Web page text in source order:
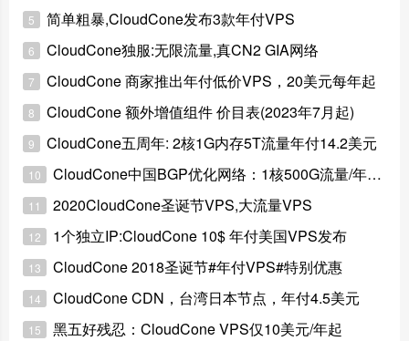
5 简单粗暴,CloudCone发布3款年付VPS
6 CloudCone独服:无限流量,真CN2 GIA网络
7 CloudCone 商家推出年付低价VPS，20美元每年起
8 CloudCone 额外增值组件 价目表(2023年7月起)
9 CloudCone五周年: 2核1G内存5T流量年付14.2美元
10 CloudCone中国BGP优化网络：1核500G流量/年付16.6美元
11 2020CloudCone圣诞节VPS,大流量VPS
12 1个独立IP:CloudCone 10$ 年付美国VPS发布
13 CloudCone 2018圣诞节#年付VPS#特别优惠
14 CloudCone CDN，台湾日本节点，年付4.5美元
15 黑五好残忍：CloudCone VPS仅10美元/年起